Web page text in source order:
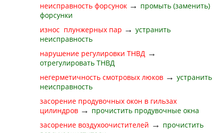
неисправность форсунок → промыть (заменить)
форсунки
износ плунжерных пар → устранить
неисправность
нарушение регулировки ТНВД →
отрегулировать ТНВД
негерметичность смотровых люков → устранить
неисправность
засорение продувочных окон в гильзах
цилиндров → прочистить продувочные окна
засорение воздухоочистителей → прочистить